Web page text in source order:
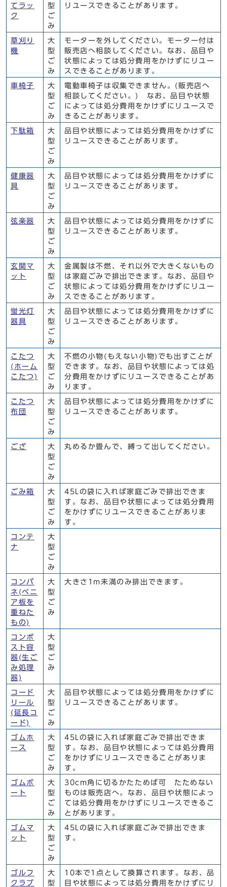
てラッ
ク
型
ご
み
リユースできることがあります。
草刈り
機
大
型
ご
み
モーターを外してください。モーター付は
販売店へ相談してください。なお、品目や
状態によっては処分費用をかけずにリユー
スできることがあります。
車椅子
大
型
ご
み
電動車椅子は収集できません。(販売店へ
相談してください。) なお、品目や状態
によっては処分費用をかけずにリユースで
きることがあります。
下駄箱
大
型
ご
み
品目や状態によっては処分費用をかけずに
リユースできることがあります。
健康器
具
大
型
ご
み
品目や状態によっては処分費用をかけずに
リユースできることがあります。
弦楽器
大
型
ご
み
品目や状態によっては処分費用をかけずに
リユースできることがあります。
玄関マ
ット
大
型
ご
み
金属製は不燃、それ以外で大きくないもの
は家庭ごみで排出できます。なお、品目や
状態によっては処分費用をかけずにリユー
スできることがあります。
蛍光灯
器具
大
型
ご
み
品目や状態によっては処分費用をかけずに
リユースできることがあります。
こたつ
(ホーム
こたつ)
大
型
ご
み
不燃の小物(もえない小物)でも出すことが
できます。なお、品目や状態によっては処
分費用をかけずにリユースできることがあ
ります。
こたつ
布団
大
型
ご
み
品目や状態によっては処分費用をかけずに
リユースできることがあります。
ござ
大
型
ご
み
丸めるか畳んで、縛って出してください。
ごみ箱
大
型
ご
み
45Lの袋に入れば家庭ごみで排出できま
す。なお、品目や状態によっては処分費用
をかけずにリユースできることがありま
す。
コンテ
ナ
大
型
ご
み
コンパ
ネ(ベニ
ア板を
重ねた
もの)
大
型
ご
み
大きさ1m未満のみ排出できます。
コンポ
スト容
器(生ご
み処理
器)
大
型
ご
み
コード
リール
(延長コ
ード)
大
型
ご
み
品目や状態によっては処分費用をかけずに
リユースできることがあります。
ゴムホ
ース
大
型
ご
み
45Lの袋に入れば家庭ごみで排出できま
す。なお、品目や状態によっては処分費用
をかけずにリユースできることがありま
す。
ゴムボ
ート
大
型
ご
み
30cm角に切るかたためば可 たためない
ものは販売店へ。なお、品目や状態によっ
ては処分費用をかけずにリユースできるこ
とがあります。
ゴムマ
ット
大
型
ご
み
45Lの袋に入れば家庭ごみで排出できま
す。
ゴルフ
クラブ
大
型
10本で1点として換算されます。なお、品
目や状態によっては処分費用をかけずにリ